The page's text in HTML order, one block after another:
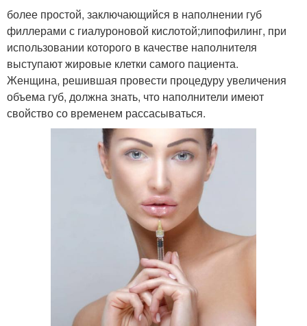
более простой, заключающийся в наполнении губ
филлерами с гиалуроновой кислотой;липофилинг, при
использовании которого в качестве наполнителя
выступают жировые клетки самого пациента.
Женщина, решившая провести процедуру увеличения
объема губ, должна знать, что наполнители имеют
свойство со временем рассасываться.